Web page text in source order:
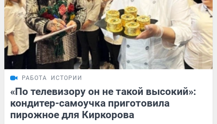
РАБОТА ИСТОРИИ
«По телевизору он не такой высокий»:
кондитер-самоучка приготовила
пирожное для Киркорова